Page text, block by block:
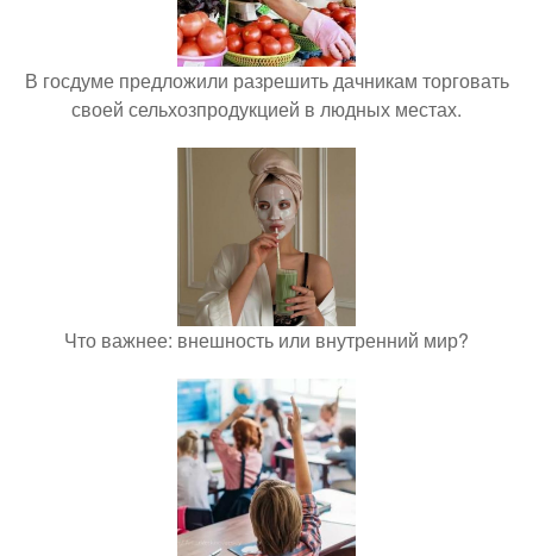
В госдуме предложили разрешить дачникам торговать
своей сельхозпродукцией в людных местах.
Что важнее: внешность или внутренний мир?